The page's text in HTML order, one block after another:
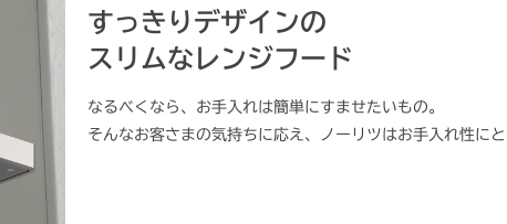
すっきりデザインの
スリムなレンジフード
なるべくなら、お手入れは簡単にすませたいもの。
そんなお客さまの気持ちに応え、ノーリツはお手入れ性にと